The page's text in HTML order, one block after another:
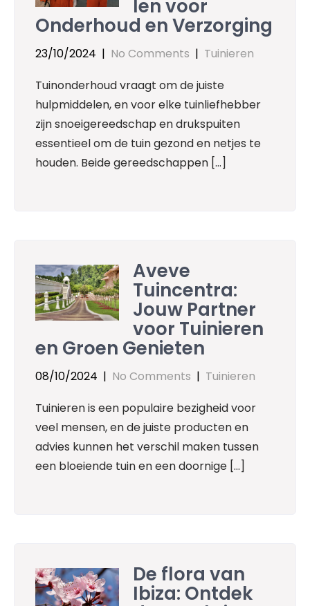
len voor
Onderhoud en Verzorging
23/10/2024 | No Comments | Tuinieren
Tuinonderhoud vraagt om de juiste
hulpmiddelen, en voor elke tuinliefhebber
zijn snoeigereedschap en drukspuiten
essentieel om de tuin gezond en netjes te
houden. Beide gereedschappen […]
Aveve
Tuincentra:
Jouw Partner
voor Tuinieren
en Groen Genieten
08/10/2024 | No Comments | Tuinieren
Tuinieren is een populaire bezigheid voor
veel mensen, en de juiste producten en
advies kunnen het verschil maken tussen
een bloeiende tuin en een doornige […]
De flora van
Ibiza: Ontdek